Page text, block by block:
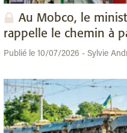
Au Mobco, le
rappelle le chemin à
Publié le 10/07/2026 - Sylvie